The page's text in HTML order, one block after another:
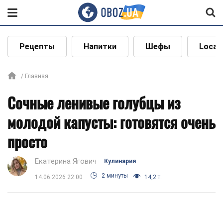
Рецепты Напитки Шефы Local
Главная
Сочные ленивые голубцы из
молодой капусты: готовятся очень
просто
Екатерина Ягович Кулинария
14.06.2026 22:00 2 минуты 14,2 т.